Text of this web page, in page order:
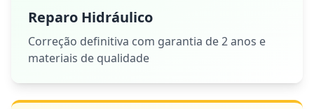
Reparo Hidráulico
Correção definitiva com garantia de 2 anos e
materiais de qualidade